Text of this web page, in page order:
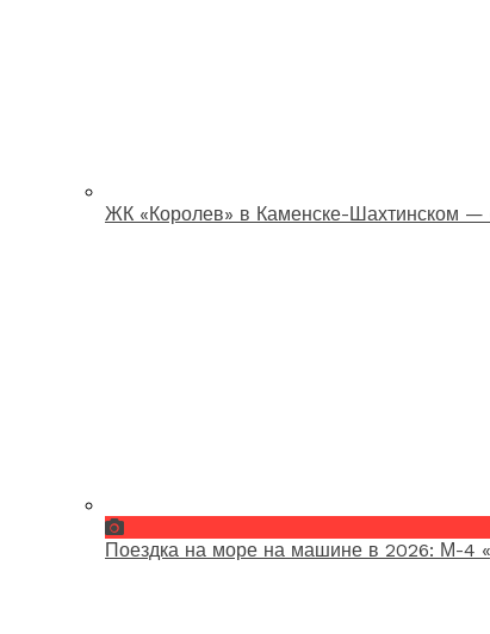
ЖК «Королев» в Каменске-Шахтинском —
Поездка на море на машине в 2026: М-4